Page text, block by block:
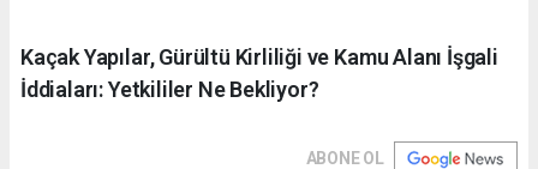
Kaçak Yapılar, Gürültü Kirliliği ve Kamu Alanı İşgali
İddiaları: Yetkililer Ne Bekliyor?
ABONE OL